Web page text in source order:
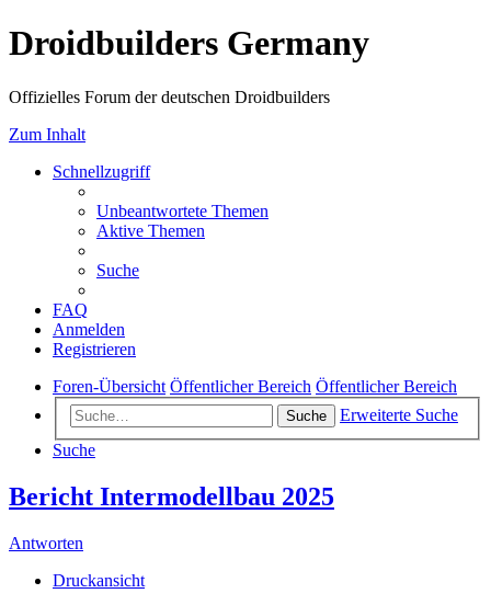
Droidbuilders Germany
Offizielles Forum der deutschen Droidbuilders
Zum Inhalt
Schnellzugriff
Unbeantwortete Themen
Aktive Themen
Suche
FAQ
Anmelden
Registrieren
Foren-Übersicht Öffentlicher Bereich Öffentlicher Bereich
Suche
Erweiterte Suche
Suche
Bericht Intermodellbau 2025
Antworten
Druckansicht